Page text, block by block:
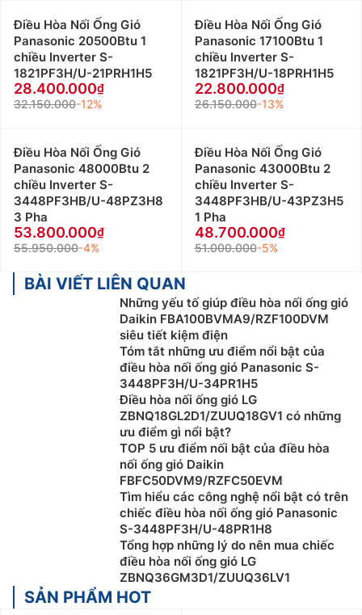
Điều Hòa Nối Ống Gió
Panasonic 20500Btu 1
chiều Inverter S-
1821PF3H/U-21PRH1H5
28.400.000
32.150.000-12%
Điều Hòa Nối Ống Gió
Panasonic 17100Btu 1
chiều Inverter S-
1821PF3H/U-18PRH1H5
22.800.000
26.150.000-13%
Điều Hòa Nối Ống Gió
Panasonic 48000Btu 2
chiều Inverter S-
3448PF3HB/U-48PZ3H8
3 Pha
53.800.000
55.950.000-4%
Điều Hòa Nối Ống Gió
Panasonic 43000Btu 2
chiều Inverter S-
3448PF3HB/U-43PZ3H5
1 Pha
48.700.000
51.000.000-5%
BÀI VIẾT LIÊN QUAN
Những yếu tố giúp điều hòa nối ống gió
Daikin FBA100BVMA9/RZF100DVM
siêu tiết kiệm điện
Tóm tắt những ưu điểm nổi bật của
điều hòa nối ống gió Panasonic S-
3448PF3H/U-34PR1H5
Điều hòa nối ống gió LG
ZBNQ18GL2D1/ZUUQ18GV1 có những
ưu điểm gì nổi bật?
TOP 5 ưu điểm nối bật của điều hòa
nối ống gió Daikin
FBFC50DVM9/RZFC50EVM
Tìm hiểu các công nghệ nổi bật có trên
chiếc điều hòa nối ống gió Panasonic
S-3448PF3H/U-48PR1H8
Tổng hợp những lý do nên mua chiếc
điều hòa nối ống gió LG
ZBNQ36GM3D1/ZUUQ36LV1
SẢN PHẨM HOT